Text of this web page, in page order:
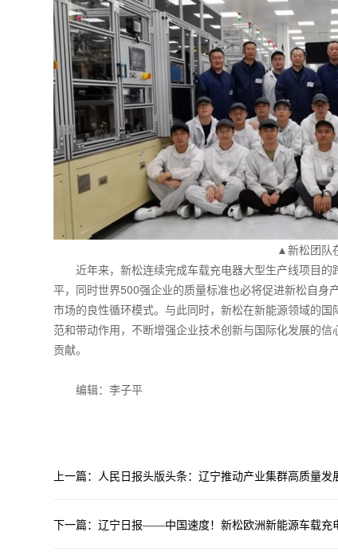
▲新松团队
近年来，新松连续完成车载充电器大型生产线项目
平，同时世界500强企业的质量标准也必将促进新松自身
市场的良性循环模式。与此同时，新松在新能源领域的
范和带动作用，不断增强企业技术创新与国际化发展的
贡献。
编辑：李子平
上一篇：人民日报头版头条：辽宁推动产业集群高质量发
下一篇：辽宁日报——中国速度！新松欧洲新能源车载充